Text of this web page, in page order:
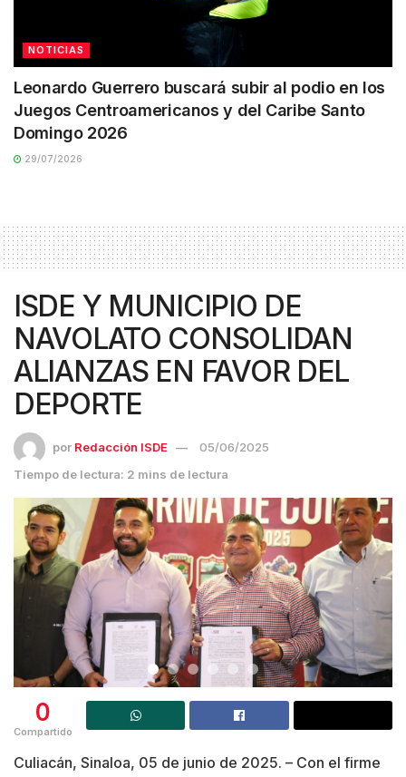
NOTICIAS
Leonardo Guerrero buscará subir al podio en los
Juegos Centroamericanos y del Caribe Santo
Domingo 2026
29/07/2026
ISDE Y MUNICIPIO DE
NAVOLATO CONSOLIDAN
ALIANZAS EN FAVOR DEL
DEPORTE
por Redacción ISDE
05/06/2025
Tiempo de lectura: 2 mins de lectura
0
Compartido
Culiacán, Sinaloa, 05 de junio de 2025. – Con el firme